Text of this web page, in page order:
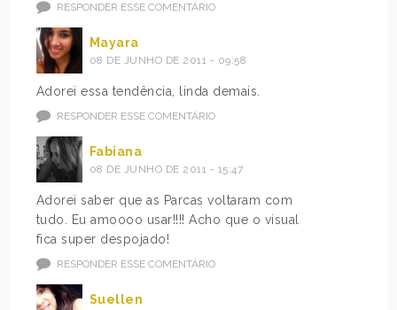
RESPONDER ESSE COMENTÁRIO
Mayara
08 DE JUNHO DE 2011 - 09:58
Adorei essa tendência, linda demais.
RESPONDER ESSE COMENTÁRIO
Fabiana
08 DE JUNHO DE 2011 - 15:47
Adorei saber que as Parcas voltaram com
tudo. Eu amoooo usar!!!! Acho que o visual
fica super despojado!
RESPONDER ESSE COMENTÁRIO
Suellen